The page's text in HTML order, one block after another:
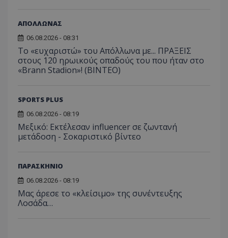
ΑΠΟΛΛΩΝΑΣ
06.08.2026 - 08:31
Το «ευχαριστώ» του Απόλλωνα με... ΠΡΑΞΕΙΣ
στους 120 ηρωικούς οπαδούς του που ήταν στο
«Brann Stadion»! (ΒΙΝΤΕΟ)
SPORTS PLUS
06.08.2026 - 08:19
Μεξικό: Εκτέλεσαν influencer σε ζωντανή
μετάδοση - Σοκαριστικό βίντεο
ΠΑΡΑΣΚΗΝΙΟ
06.08.2026 - 08:19
Μας άρεσε το «κλείσιμο» της συνέντευξης
Λοσάδα…